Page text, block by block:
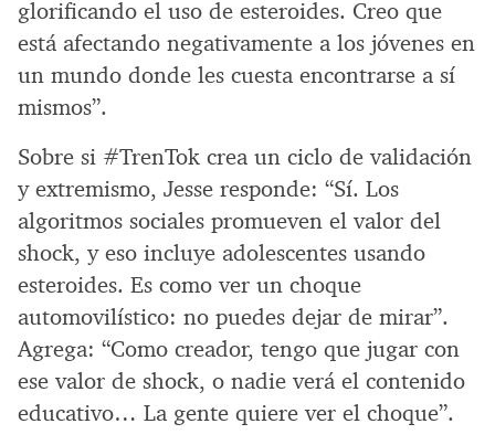
glorificando el uso de esteroides. Creo que
está afectando negativamente a los jóvenes en
un mundo donde les cuesta encontrarse a sí
mismos”.
Sobre si #TrenTok crea un ciclo de validación
y extremismo, Jesse responde: “Sí. Los
algoritmos sociales promueven el valor del
shock, y eso incluye adolescentes usando
esteroides. Es como ver un choque
automovilístico: no puedes dejar de mirar”.
Agrega: “Como creador, tengo que jugar con
ese valor de shock, o nadie verá el contenido
educativo… La gente quiere ver el choque”.